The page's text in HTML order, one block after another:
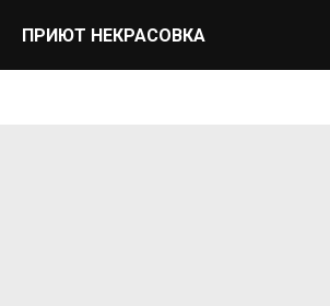
ПРИЮТ НЕКРАСОВКА